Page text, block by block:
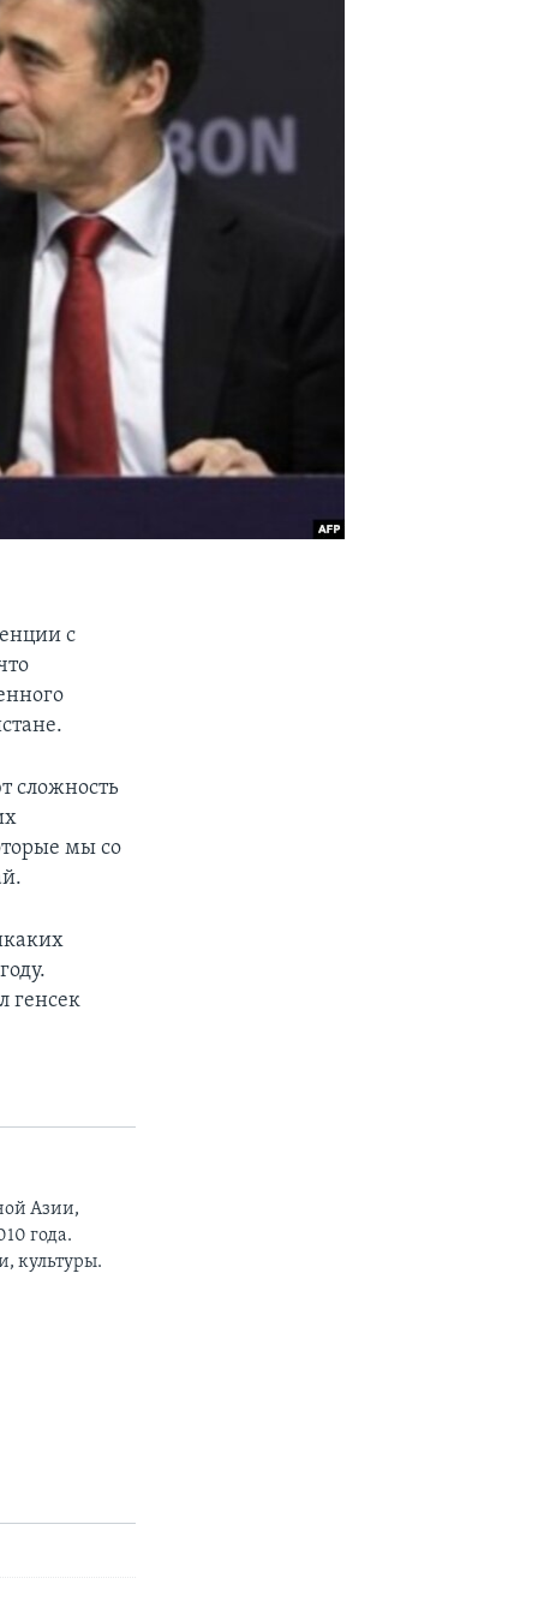
с
сложность
мы со
генсек
Азии,
года.
культуры.